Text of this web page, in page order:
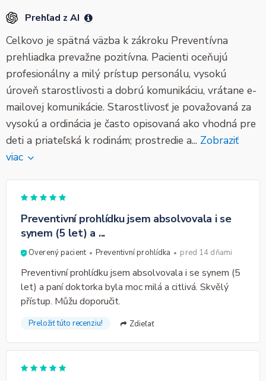
Prehľad z AI
Celkovo je spätná väzba k zákroku Preventívna
prehliadka prevažne pozitívna. Pacienti oceňujú
profesionálny a milý prístup personálu, vysokú
úroveň starostlivosti a dobrú komunikáciu, vrátane e-
mailovej komunikácie. Starostlivosť je považovaná za
vysokú a ordinácia je často opisovaná ako vhodná pre
deti a priateľská k rodinám; prostredie a... Zobraziť
viac
Preventivní prohlídku jsem absolvovala i se
synem (5 let) a ...
Overený pacient Preventivní prohlídka pred 14 dňami
Preventivní prohlídku jsem absolvovala i se synem (5
let) a paní doktorka byla moc milá a citlivá. Skvělý
přístup. Můžu doporučit.
Preložiť túto recenziu! Zdieľať